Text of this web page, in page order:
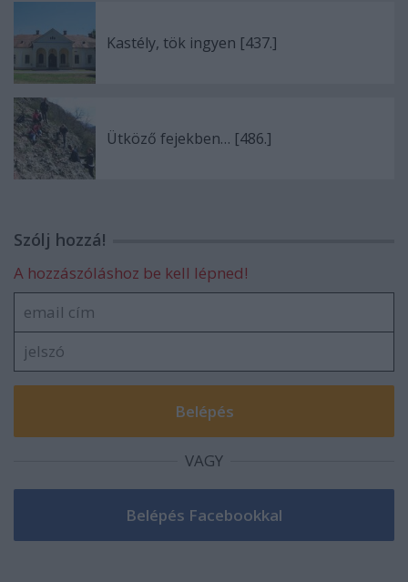
Kastély, tök ingyen [437.]
Ütköző fejekben… [486.]
Szólj hozzá!
A hozzászóláshoz be kell lépned!
VAGY